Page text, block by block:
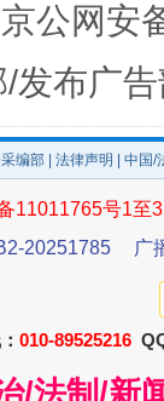
公网安
发布广
编部 法律声明 | 中国
11011765号1至
20251785
广
010-89525216
/法制/新